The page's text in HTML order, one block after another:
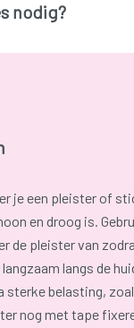
nodig?
je een pleister of
en droog is.
de pleister van
langs de
sterke belasting,
nog met tape